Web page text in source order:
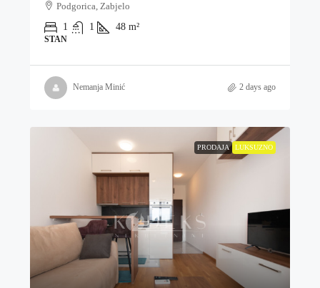
Podgorica, Zabjelo
1
1 48 m²
STAN
Nemanja Minić 2 days ago
PRODAJA LUKSUZNO